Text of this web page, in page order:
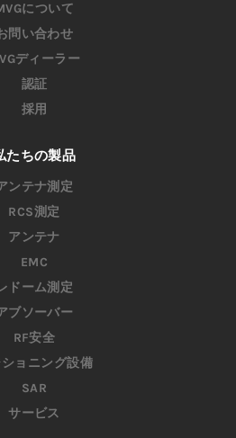
について
問い合わせ
ディーラー
認証
採用
たちの製品
ンテナ測定
RCS測定
アンテナ
EMC
ドーム測定
ブソーバー
RF安全
ョニング設備
SAR
サービス